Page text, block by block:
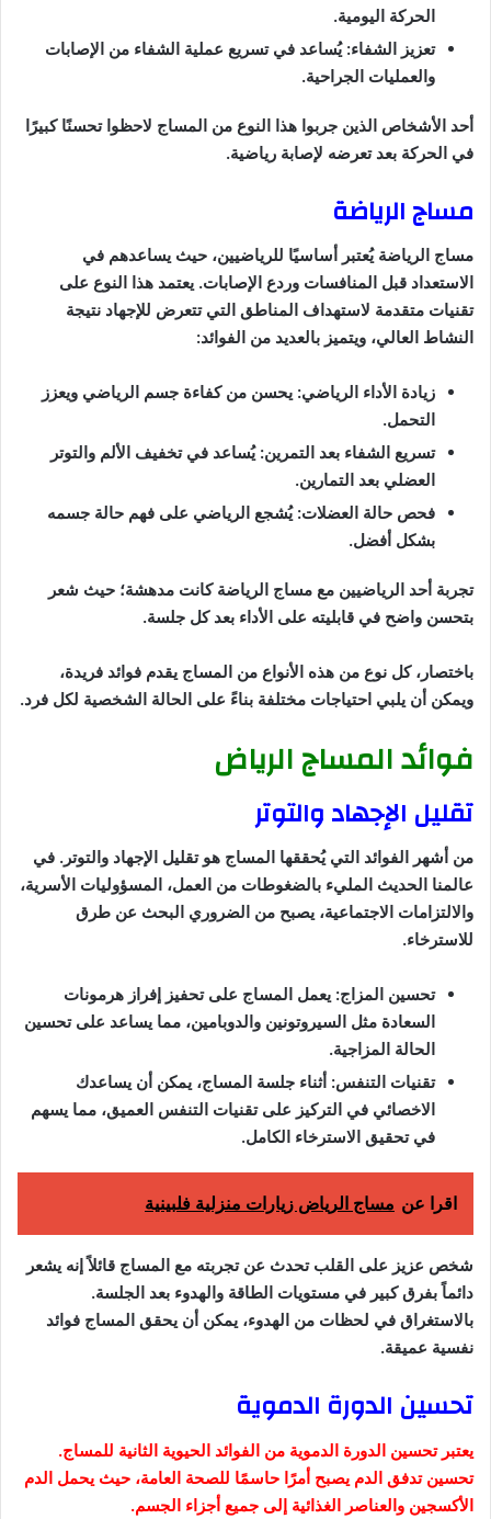
الحركة اليومية.
تعزيز الشفاء: يُساعد في تسريع عملية الشفاء من الإصابات
والعمليات الجراحية.
أحد الأشخاص الذين جربوا هذا النوع من المساج لاحظوا تحسنًا كبيرًا
في الحركة بعد تعرضه لإصابة رياضية.
مساج الرياضة
مساج الرياضة يُعتبر أساسيًا للرياضيين، حيث يساعدهم في
الاستعداد قبل المنافسات وردع الإصابات. يعتمد هذا النوع على
تقنيات متقدمة لاستهداف المناطق التي تتعرض للإجهاد نتيجة
النشاط العالي، ويتميز بالعديد من الفوائد:
زيادة الأداء الرياضي: يحسن من كفاءة جسم الرياضي ويعزز
التحمل.
تسريع الشفاء بعد التمرين: يُساعد في تخفيف الألم والتوتر
العضلي بعد التمارين.
فحص حالة العضلات: يُشجع الرياضي على فهم حالة جسمه
بشكل أفضل.
تجربة أحد الرياضيين مع مساج الرياضة كانت مدهشة؛ حيث شعر
بتحسن واضح في قابليته على الأداء بعد كل جلسة.
باختصار، كل نوع من هذه الأنواع من المساج يقدم فوائد فريدة،
ويمكن أن يلبي احتياجات مختلفة بناءً على الحالة الشخصية لكل فرد.
فوائد المساج الرياض
تقليل الإجهاد والتوتر
من أشهر الفوائد التي يُحققها المساج هو تقليل الإجهاد والتوتر. في
عالمنا الحديث المليء بالضغوطات من العمل، المسؤوليات الأسرية،
والالتزامات الاجتماعية، يصبح من الضروري البحث عن طرق
للاسترخاء.
تحسين المزاج: يعمل المساج على تحفيز إفراز هرمونات
السعادة مثل السيروتونين والدوبامين، مما يساعد على تحسين
الحالة المزاجية.
تقنيات التنفس: أثناء جلسة المساج، يمكن أن يساعدك
الاخصائي في التركيز على تقنيات التنفس العميق، مما يسهم
في تحقيق الاسترخاء الكامل.
اقرا عن مساج الرياض زيارات منزلية فلبينية
شخص عزيز على القلب تحدث عن تجربته مع المساج قائلاً إنه يشعر
دائماً بفرق كبير في مستويات الطاقة والهدوء بعد الجلسة.
بالاستغراق في لحظات من الهدوء، يمكن أن يحقق المساج فوائد
نفسية عميقة.
تحسين الدورة الدموية
يعتبر تحسين الدورة الدموية من الفوائد الحيوية الثانية للمساج.
تحسين تدفق الدم يصبح أمرًا حاسمًا للصحة العامة، حيث يحمل الدم
الأكسجين والعناصر الغذائية إلى جميع أجزاء الجسم.